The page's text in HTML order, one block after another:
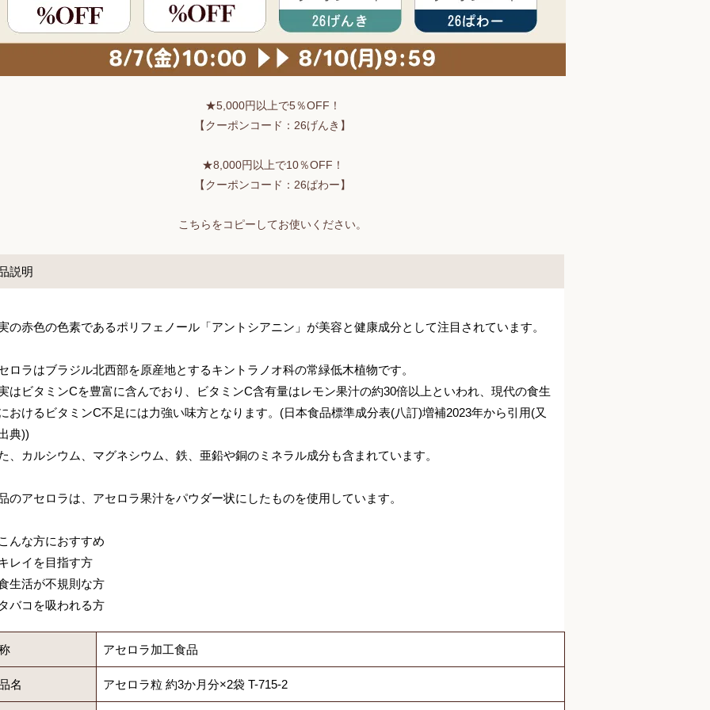
★5,000円以上で5％OFF！
【クーポンコード：26げんき】
★8,000円以上で10％OFF！
【クーポンコード：26ぱわー】
こちらをコピーしてお使いください。
説明
の赤色の色素であるポリフェノール「アントシアニン」が美容と健康成分として注目されています。
ロラはブラジル北西部を原産地とするキントラノオ科の常緑低木植物です。
はビタミンCを豊富に含んでおり、ビタミンC含有量はレモン果汁の約30倍以上といわれ、現代の食生
おけるビタミンC不足には力強い味方となります。(日本食品標準成分表(八訂)増補2023年から引用(又
典))
、カルシウム、マグネシウム、鉄、亜鉛や銅のミネラル成分も含まれています。
のアセロラは、アセロラ果汁をパウダー状にしたものを使用しています。
んな方におすすめ
レイを目指す方
生活が不規則な方
バコを吸われる方
アセロラ加工食品
名 アセロラ粒 約3か月分×2袋 T-715-2